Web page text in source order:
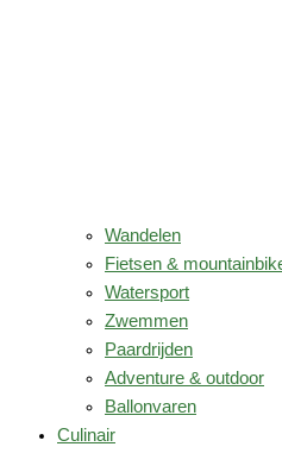
Wandelen
Fietsen &
Watersport
Zwemmen
Paardrijden
Adventure & outdoor
Ballonvaren
Culinair